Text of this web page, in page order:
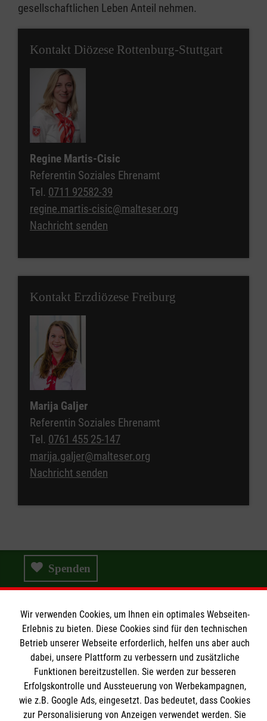
gesellschaftlichen Leben Anteil nehmen.
Kontakt Diözese Rottenburg-Stuttgart
Regine Martis-Cisic
Referentin Soziales Ehrenamt
Tel. 0711 92582-39
regine.martis-cisic@malteser.org
Nachricht senden
Kontakt Erzdiözese Freiburg
Marija Galjer
Referentin Soziales Ehrenamt
Tel. 0761 455 25-147
marija.galjer@malteser.org
Nachricht senden
Spenden
Wir Malteser
Wir Malteser
Spenden & Helfen
Angebote & Leistungen
Informationen
Wir verwenden Cookies, um Ihnen ein optimales Webseiten-
Erlebnis zu bieten. Diese Cookies sind für den technischen
Betrieb unserer Webseite erforderlich, helfen uns aber auch
dabei, unsere Plattform zu verbessern und zusätzliche
Funktionen bereitzustellen. Sie werden zur besseren
Erfolgskontrolle und Aussteuerung von Werbekampagnen,
wie z.B. Google Ads, eingesetzt. Das bedeutet, dass Cookies
zur Personalisierung von Anzeigen verwendet werden. Sie